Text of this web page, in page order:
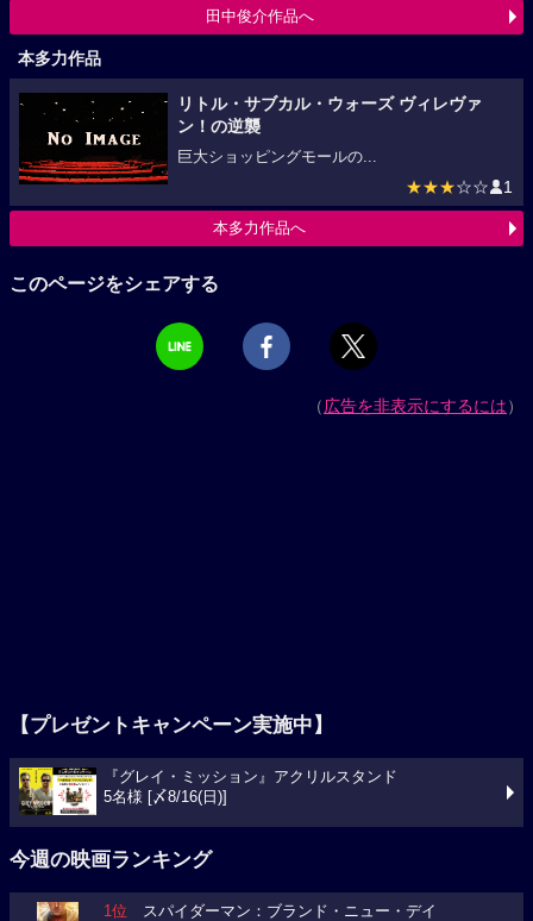
田中俊介作品へ
本多力作品
リトル・サブカル・ウォーズ ヴィレヴァ
ン！の逆襲
巨大ショッピングモールの...
★★★☆☆ 1
本多力作品へ
このページをシェアする
（広告を非表示にするには）
【プレゼントキャンペーン実施中】
『グレイ・ミッション』アクリルスタンド
5名様 [〆8/16(日)]
今週の映画ランキング
1位 スパイダーマン：ブランド・ニュー・デイ